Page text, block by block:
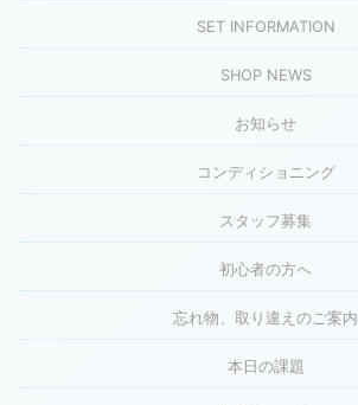
SET INFORMATION
SHOP NEWS
お知らせ
コンディショニング
スタッフ募集
初心者の方へ
忘れ物、取り違えのご案内
本日の課題